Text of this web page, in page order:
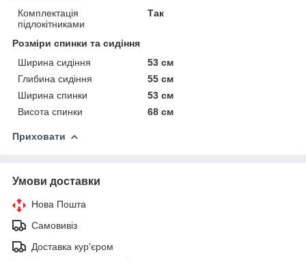
Комплектація
підлокітниками
Так
Розміри спинки та сидіння
Ширина сидіння
53 см
Глибина сидіння
55 см
Ширина спинки
53 см
Висота спинки
68 см
Приховати
Умови доставки
Нова Пошта
Самовивіз
Доставка кур'єром